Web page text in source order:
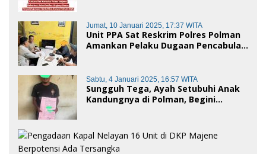
Jumat, 10 Januari 2025, 17:37 WITA
Unit PPA Sat Reskrim Polres Polman
Amankan Pelaku Dugaan Pencabulan
Sabtu, 4 Januari 2025, 16:57 WITA
Sungguh Tega, Ayah Setubuhi Anak
Kandungnya di Polman, Begini